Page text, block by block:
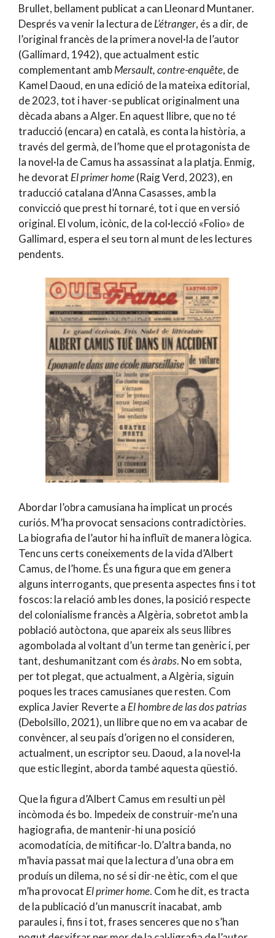
Brullet, bellament publicat a can Lleonard Muntaner.
Després va venir la lectura deL’étranger, és a dir, de
l’original francès de la primera novel·la de l’autor
(Gallimard, 1942), que actualment estic
complementant ambMersault, contre-enquête, de
Kamel Daoud, en una edició de la mateixa editorial,
de 2023, tot i haver-se publicat originalment una
dècada abans a Alger. En aquest llibre, que no té
traducció (encara) en català, es conta la història, a
través del germà, de l’home que el protagonista de
la novel·la de Camus ha assassinat a la platja. Enmig,
he devorat El primer home(Raig Verd, 2023), en
traducció catalana d’Anna Casasses, amb la
convicció que prest hi tornaré, tot i que en versió
original. El volum, icònic, de la col·lecció «Folio» de
Gallimard, espera el seu torn al munt de les lectures
pendents.
Abordar l’obra camusiana ha implicat un procés
curiós. M’ha provocat sensacions contradictòries.
La biografia de l’autor hi ha influït de manera lògica.
Tenc uns certs coneixements de la vida d’Albert
Camus, de l’home. És una figura que em genera
alguns interrogants, que presenta aspectes fins i tot
foscos: la relació amb les dones, la posició respecte
del colonialisme francès a Algèria, sobretot amb la
població autòctona, que apareix als seus llibres
agombolada al voltant d’un terme tan genèric i, per
tant, deshumanitzant com ésàrabs. No em sobta,
per tot plegat, que actualment, a Algèria, siguin
poques les traces camusianes que resten. Com
explica Javier Reverte a El hombre de las dos patrias
(Debolsillo, 2021), un llibre que no em va acabar de
convèncer, al seu país d’origen no el consideren,
actualment, un escriptor seu. Daoud, a la novel·la
que estic llegint, aborda també aquesta qüestió.
Que la figura d’Albert Camus em resulti un pèl
incòmoda és bo. Impedeix de construir-me’n una
hagiografia, de mantenir-hi una posició
acomodatícia, de mitificar-lo. D’altra banda, no
m’havia passat mai que la lectura d’una obra em
produís un dilema, no sé si dir-ne ètic, com el que
m’ha provocatEl primer home. Com he dit, es tracta
de la publicació d’un manuscrit inacabat, amb
paraules i, fins i tot, frases senceres que no s’han